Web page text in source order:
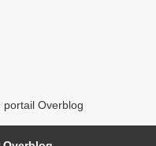
portail Overblog